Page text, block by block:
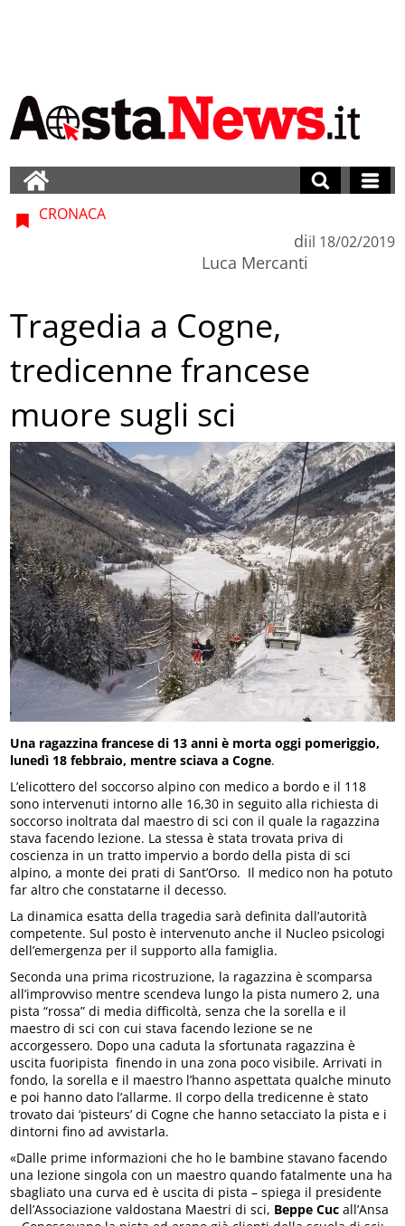
CRONACA
di
Luca Mercanti
il 18/02/2019
Tragedia a Cogne,
tredicenne francese
muore sugli sci
Una ragazzina francese di 13 anni è morta oggi pomeriggio,
lunedì 18 febbraio, mentre sciava a Cogne.
L’elicottero del soccorso alpino con medico a bordo e il 118
sono intervenuti intorno alle 16,30 in seguito alla richiesta di
soccorso inoltrata dal maestro di sci con il quale la ragazzina
stava facendo lezione. La stessa è stata trovata priva di
coscienza in un tratto impervio a bordo della pista di sci
alpino, a monte dei prati di Sant’Orso. Il medico non ha potuto
far altro che constatarne il decesso.
La dinamica esatta della tragedia sarà definita dall’autorità
competente. Sul posto è intervenuto anche il Nucleo psicologi
dell’emergenza per il supporto alla famiglia.
Seconda una prima ricostruzione, la ragazzina è scomparsa
all’improvviso mentre scendeva lungo la pista numero 2, una
pista “rossa” di media difficoltà, senza che la sorella e il
maestro di sci con cui stava facendo lezione se ne
accorgessero. Dopo una caduta la sfortunata ragazzina è
uscita fuoripista finendo in una zona poco visibile. Arrivati in
fondo, la sorella e il maestro l’hanno aspettata qualche minuto
e poi hanno dato l’allarme. Il corpo della tredicenne è stato
trovato dai ‘pisteurs’ di Cogne che hanno setacciato la pista e i
dintorni fino ad avvistarla.
«Dalle prime informazioni che ho le bambine stavano facendo
una lezione singola con un maestro quando fatalmente una ha
sbagliato una curva ed è uscita di pista – spiega il presidente
dell’Associazione valdostana Maestri di sci, Beppe Cuc all’Ansa